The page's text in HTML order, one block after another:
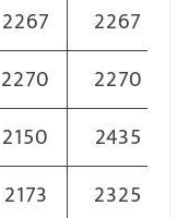
2267
2267
2270
2270
2150
2435
2173
2325